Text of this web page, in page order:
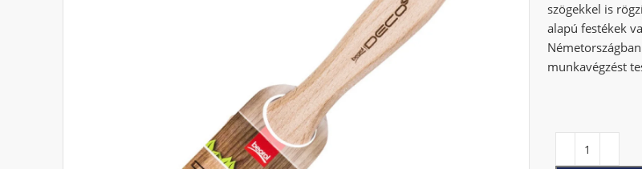
szögekkel is
alapú festékek
munkavégzést